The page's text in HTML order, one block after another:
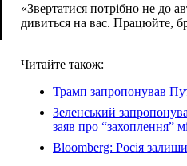
«Звертатися потрібно не до
дивиться на вас. Працюйте,
Читайте також:
Трамп запропонував
Зеленський
заяв про “захоплення”
Bloomberg: Росія